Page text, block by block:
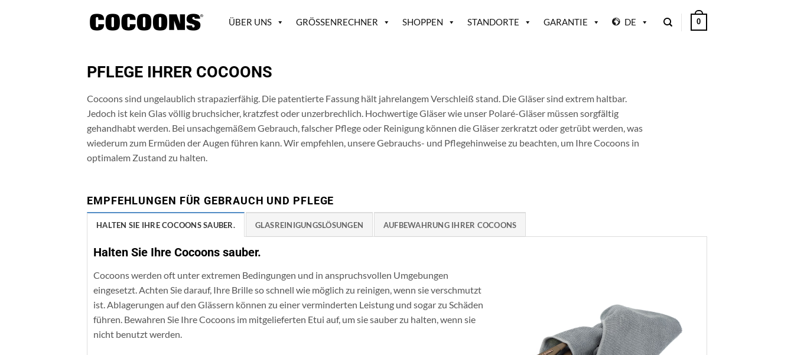
ÜBER UNS GRÖSSENRECHNER SHOPPEN STANDORTE GARANTIE DE 0
PFLEGE IHRER COCOONS
Cocoons sind ungelaublich strapazierfähig. Die patentierte Fassung hält jahrelangem Verschleiß stand. Die Gläser sind extrem haltbar.
Jedoch ist kein Glas völlig bruchsicher, kratzfest oder unzerbrechlich. Hochwertige Gläser wie unser Polaré-Gläser müssen sorgfältig
gehandhabt werden. Bei unsachgemäßem Gebrauch, falscher Pflege oder Reinigung können die Gläser zerkratzt oder getrübt werden, was
wiederum zum Ermüden der Augen führen kann. Wir empfehlen, unsere Gebrauchs- und Pflegehinweise zu beachten, um Ihre Cocoons in
optimalem Zustand zu halten.
EMPFEHLUNGEN FÜR GEBRAUCH UND PFLEGE
HALTEN SIE IHRE COCOONS SAUBER. GLASREINIGUNGSLÖSUNGEN AUFBEWAHRUNG IHRER COCOONS
Halten Sie Ihre Cocoons sauber.
Cocoons werden oft unter extremen Bedingungen und in anspruchsvollen Umgebungen
eingesetzt. Achten Sie darauf, Ihre Brille so schnell wie möglich zu reinigen, wenn sie verschmutzt
ist. Ablagerungen auf den Glässern können zu einer verminderten Leistung und sogar zu Schäden
führen. Bewahren Sie Ihre Cocoons im mitgelieferten Etui auf, um sie sauber zu halten, wenn sie
nicht benutzt werden.